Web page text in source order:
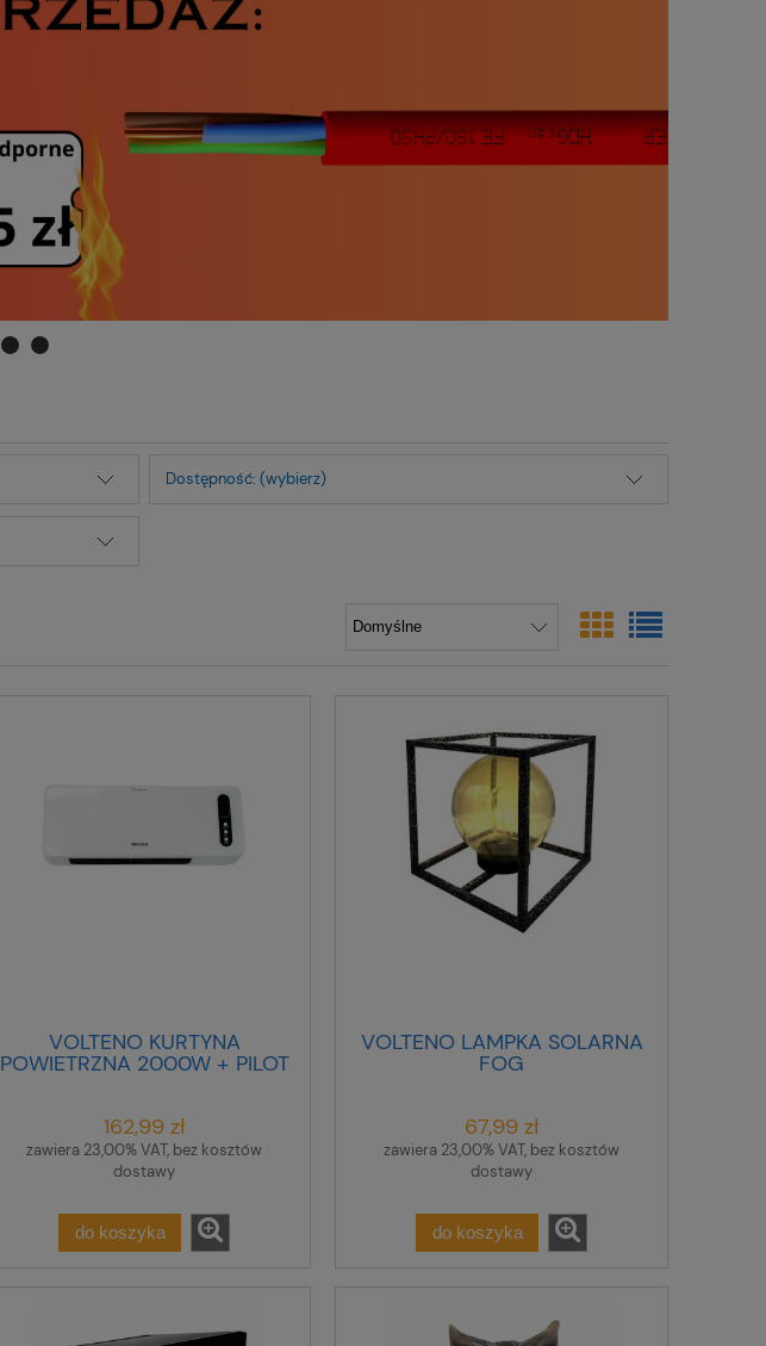
Dostępność: (wybierz)
VOLTENO KURTYNA
POWIETRZNA 2000W + PILOT
162,99 zł
zawiera 23,00% VAT, bez kosztów
dostawy
do koszyka
VOLTENO LAMPKA SOLARNA
FOG
67,99 zł
zawiera 23,00% VAT, bez kosztów
dostawy
do koszyka